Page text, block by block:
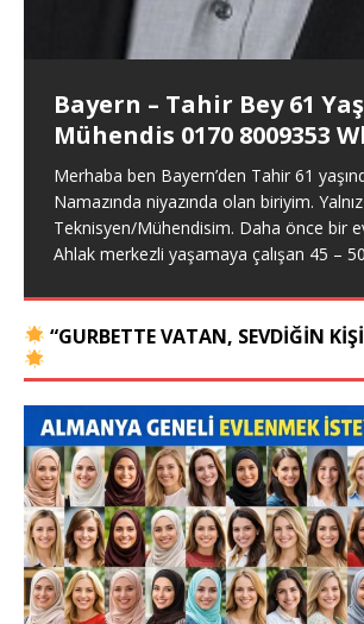
Bayern – Tahir Bey 61 Yaş
Mühendis 0170 8009353
Merhaba ben Bayern’den Tahir 61
Namazında niyazında olan biriyim.
Teknisyen/Mühendisim. Daha önce bir
Ahlak merkezli yaşamaya çalışan 45 – 50
6173111 WhatsApp
Merhaba ben Erdal 52 yaşındayım.
her yer olur. Lütfen ciddi evlilik arayan
kursun. +49 172 […]
0178 9361893 WhatsApp
Merhaba ben Mikail 33 yaşında, 1.70
Memur olarak görev yapıyorum. Maddi
Ahlaki değerlere önem[…]
Essen Merhaba ben Almanya / Essen
yaşındayım. 1.74 boyunda, 85 kiloda,
Spor hocasıyım. Alkol ve sigara yok.
“GURBETTE VATAN, SEVDIĞIN